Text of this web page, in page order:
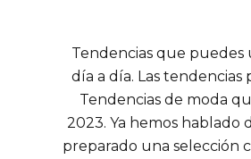
Tendencias que puedes
día a día. Las
Tendencias de moda
2023. Ya hemos hablado
preparado una selección